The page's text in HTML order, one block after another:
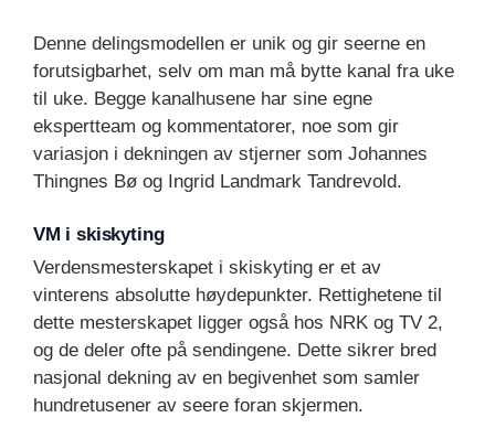
Denne delingsmodellen er unik og gir seerne en
forutsigbarhet, selv om man må bytte kanal fra uke
til uke. Begge kanalhusene har sine egne
ekspertteam og kommentatorer, noe som gir
variasjon i dekningen av stjerner som Johannes
Thingnes Bø og Ingrid Landmark Tandrevold.
VM i skiskyting
Verdensmesterskapet i skiskyting er et av
vinterens absolutte høydepunkter. Rettighetene til
dette mesterskapet ligger også hos NRK og TV 2,
og de deler ofte på sendingene. Dette sikrer bred
nasjonal dekning av en begivenhet som samler
hundretusener av seere foran skjermen.